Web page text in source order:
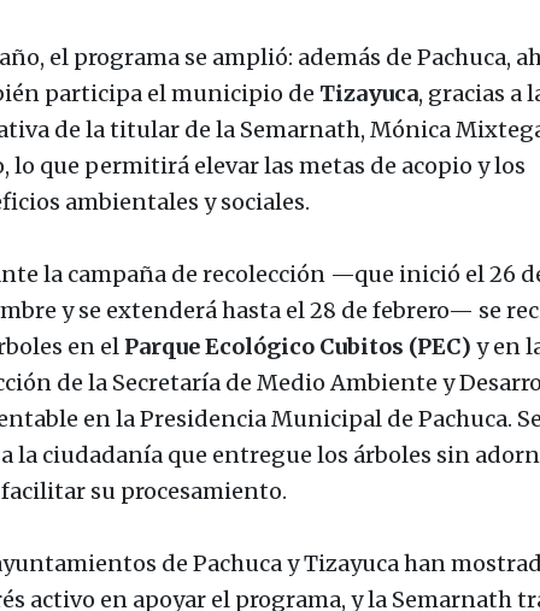
el programa se amplió: además de Pachuca,
participa el municipio de Tizayuca, gracias a
de la titular de la Semarnath, Mónica
lo que permitirá elevar las metas de acopio y los
ambientales y sociales.
la campaña de recolección —que inició el 26
y se extenderá hasta el 28 de febrero— se
en el Parque Ecológico Cubitos (PEC) y en
de la Secretaría de Medio Ambiente y
en la Presidencia Municipal de Pachuca. Se
la ciudadanía que entregue los árboles sin
su procesamiento.
de Pachuca y Tizayuca han
activo en apoyar el programa, y la Semarnath